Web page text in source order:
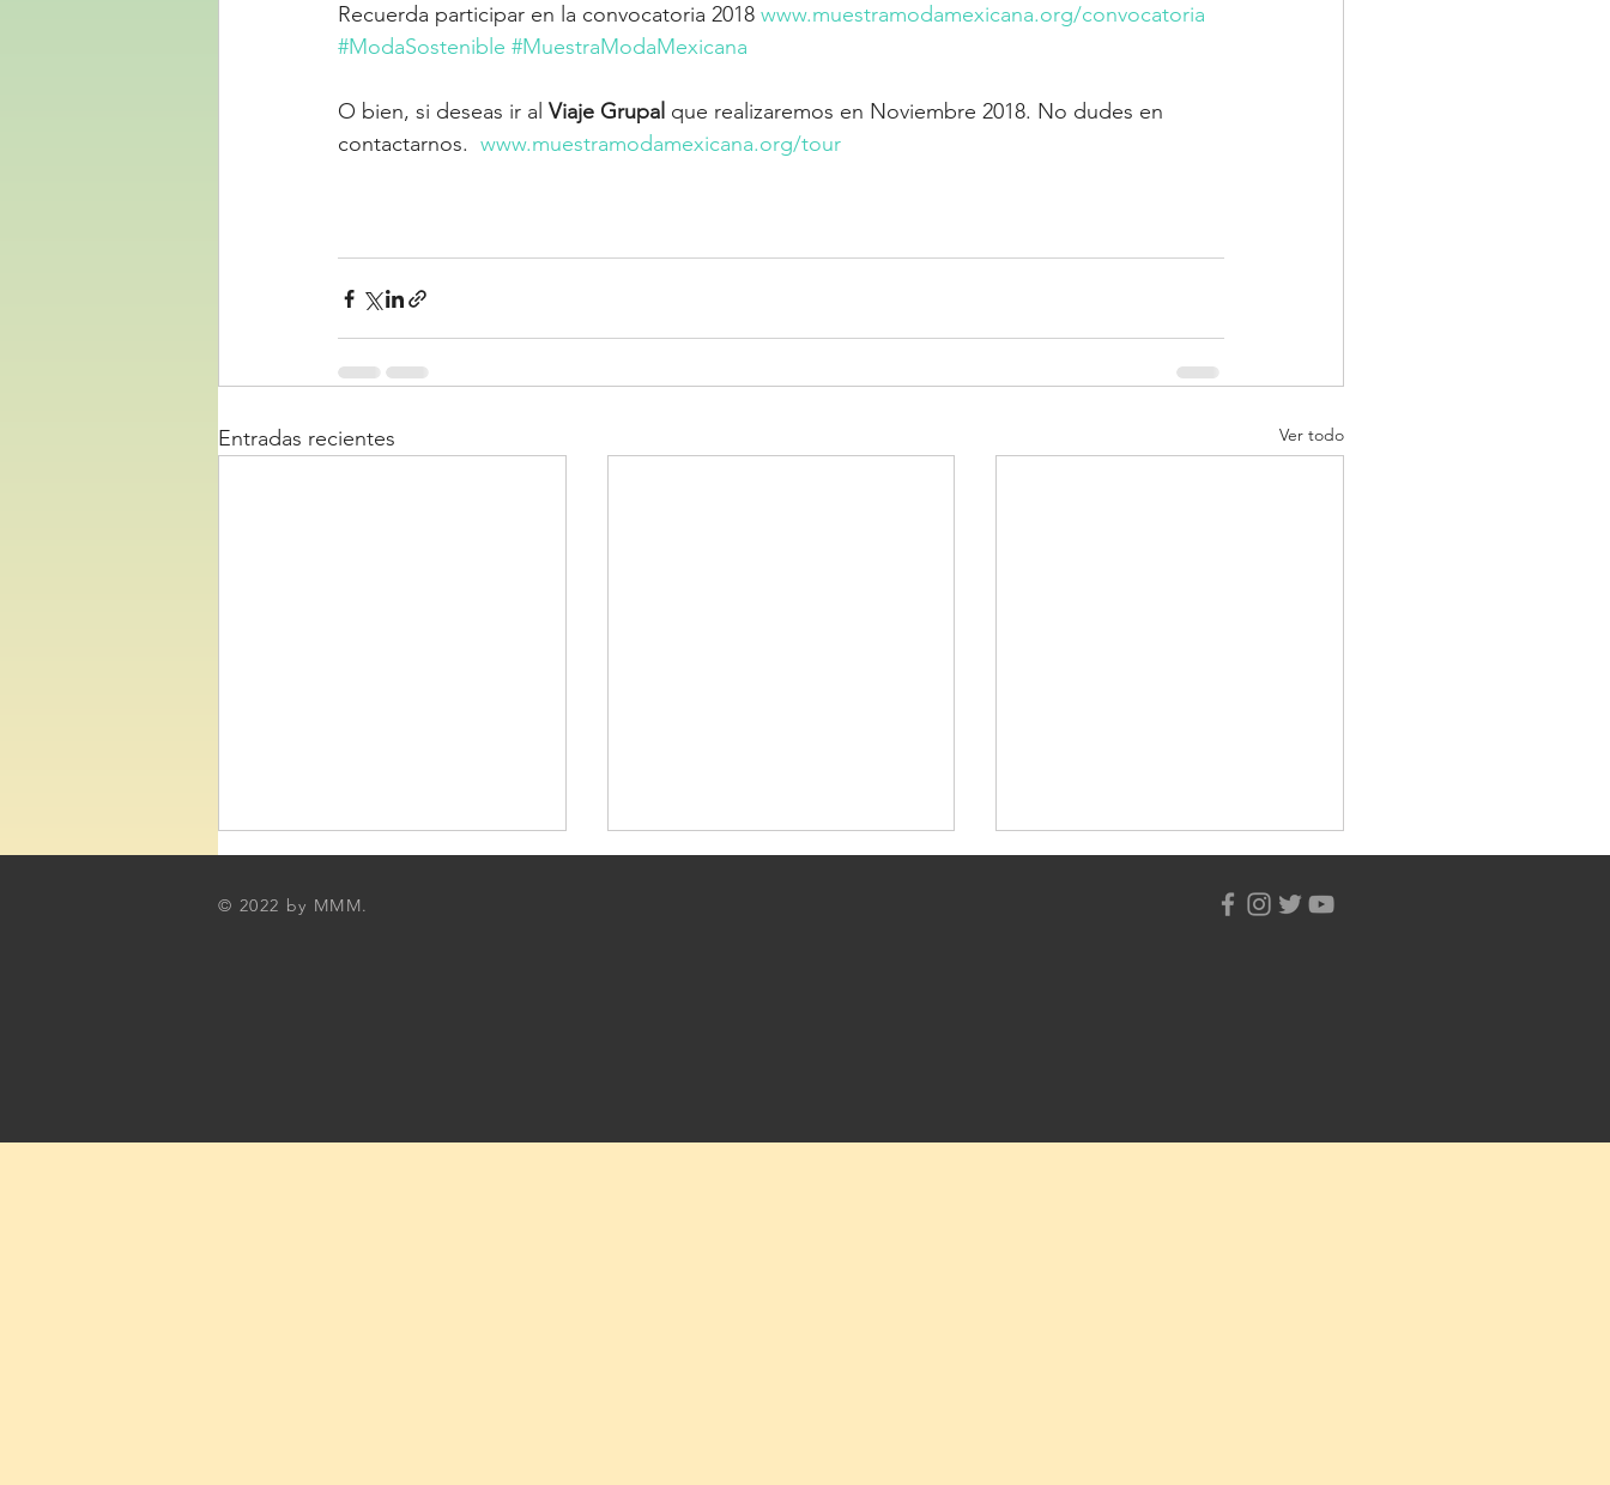
Recuerda participar en la convocatoria 2018 www.muestramodamexicana.org/convocatoria
#ModaSostenible #MuestraModaMexicana
O bien, si deseas ir al Viaje Grupal que realizaremos en Noviembre 2018. No dudes en
contactarnos. www.muestramodamexicana.org/tour
Entradas recientes Ver todo
© 2022 by MMM.